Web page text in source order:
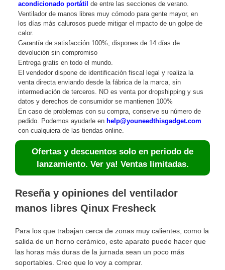
acondicionado portátil de entre las secciones de verano.
Ventilador de manos libres muy cómodo para gente mayor, en
los días más calurosos puede mitigar el mpacto de un golpe de
calor.
Garantía de satisfacción 100%, dispones de 14 días de
devolución sin compromiso
Entrega gratis en todo el mundo.
El vendedor dispone de identificación fiscal legal y realiza la
venta directa enviando desde la fábrica de la marca, sin
intermediación de terceros. NO es venta por dropshipping y sus
datos y derechos de consumidor se mantienen 100%
En caso de problemas con su compra, conserve su número de
pedido. Podemos ayudarle en help@youneedthisgadget.com
con cualquiera de las tiendas online.
Ofertas y descuentos solo en periodo de
lanzamiento. Ver ya! Ventas limitadas.
Reseña y opiniones del ventilador
manos libres Qinux Fresheck
Para los que trabajan cerca de zonas muy calientes, como la
salida de un horno cerámico, este aparato puede hacer que
las horas más duras de la jurnada sean un poco más
soportables. Creo que lo voy a comprar.